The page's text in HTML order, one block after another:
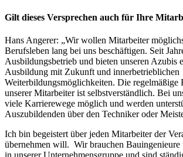
Gilt dieses Versprechen auch für Ihre
Hans Angerer: „Wir wollen Mitarbeiter
Berufsleben lang bei uns beschäftigen. Seit
Ausbildungsbetrieb und bieten unseren Azubis
Ausbildung mit Zukunft und innerbetrieblichen
Weiterbildungsmöglichkeiten. Die regelmäßige
unserer Mitarbeiter ist selbstverständlich. Bei
viele Karrierewege möglich und werden
Auszubildenden über den Techniker oder
Ich bin begeistert über jeden Mitarbeiter der
übernehmen will. Wir brauchen Bauingenieure